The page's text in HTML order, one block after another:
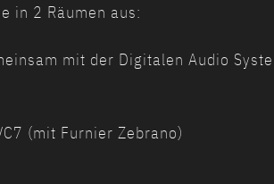
in 2 Räumen aus:
mit der Digitalen Audio
(mit Furnier Zebrano)